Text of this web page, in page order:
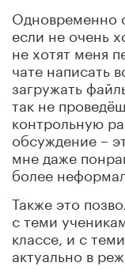
Одновременно
если не очень
не хотят меня
чате написать
загружать
так не
контрольную
обсуждение –
мне даже
более
Также это
с теми
классе, и с
актуально в